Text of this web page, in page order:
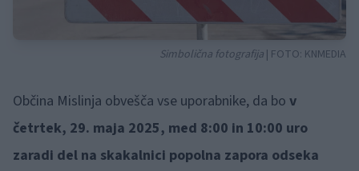
Simbolična fotografija | FOTO: KNMEDIA
Občina Mislinja obvešča vse uporabnike, da bo v
četrtek, 29. maja 2025, med 8:00 in 10:00 uro
zaradi del na skakalnici popolna zapora odseka